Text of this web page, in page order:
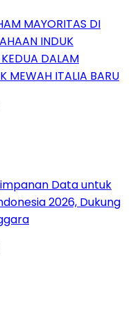
MAYORITAS DI
INDUK
DALAM
MEWAH ITALIA BARU
Data untuk
2026, Dukung